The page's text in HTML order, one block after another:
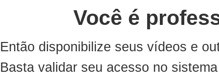
Você é
Então disponibilize seus vídeos e
Basta validar seu acesso no